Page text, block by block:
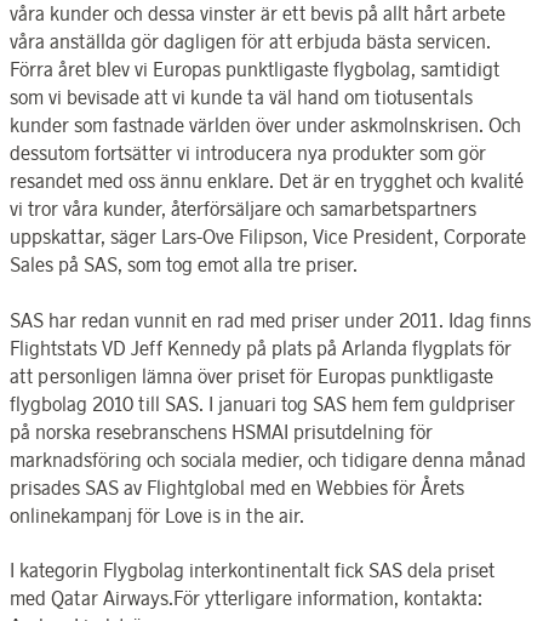
våra kunder och dessa vinster är ett bevis på allt hårt arbete
våra anställda gör dagligen för att erbjuda bästa servicen.
Förra året blev vi Europas punktligaste flygbolag, samtidigt
som vi bevisade att vi kunde ta väl hand om tiotusentals
kunder som fastnade världen över under askmolnskrisen. Och
dessutom fortsätter vi introducera nya produkter som gör
resandet med oss ännu enklare. Det är en trygghet och kvalité
vi tror våra kunder, återförsäljare och samarbetspartners
uppskattar, säger Lars-Ove Filipson, Vice President, Corporate
Sales på SAS, som tog emot alla tre priser.
SAS har redan vunnit en rad med priser under 2011. Idag finns
Flightstats VD Jeff Kennedy på plats på Arlanda flygplats för
att personligen lämna över priset för Europas punktligaste
flygbolag 2010 till SAS. I januari tog SAS hem fem guldpriser
på norska resebranschens HSMAI prisutdelning för
marknadsföring och sociala medier, och tidigare denna månad
prisades SAS av Flightglobal med en Webbies för Årets
onlinekampanj för Love is in the air.
I kategorin Flygbolag interkontinentalt fick SAS dela priset
med Qatar Airways.För ytterligare information, kontakta: